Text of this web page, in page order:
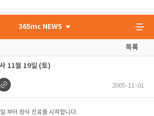
365mc NEWS
목록
강남점 오픈 기념 행사 11월 19일 (토)
2005-11-01
부터 정식 진료를 시작합니다.